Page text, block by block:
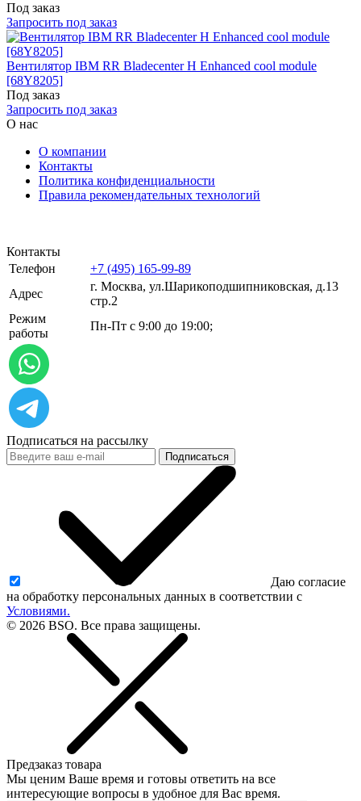
Под заказ
Запросить под заказ
Вентилятор IBM RR Bladecenter H Enhanced cool module
[68Y8205]
Под заказ
Запросить под заказ
О нас
О компании
Контакты
Политика конфиденциальности
Правила рекомендательных технологий
Контакты
Телефон
+7 (495) 165-99-89
Адрес
г. Москва, ул.​​Шарикоподшипниковская, д.13
стр.2
Режим
работы
Пн-Пт с 9:00 до 19:00;
Подписаться на рассылку
Подписаться
Даю согласие
на обработку персональных данных в соответствии с
Условиями.
© 2026 BSO. Все права защищены.
Предзаказ товара
Мы ценим Ваше время и готовы ответить на все
интересующие вопросы в удобное для Вас время.